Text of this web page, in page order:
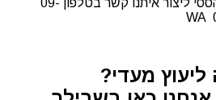
המחליק המתאים, אל תהססי ליצור איתנו קשר בטלפון 09-
ליעוץ מעדי?